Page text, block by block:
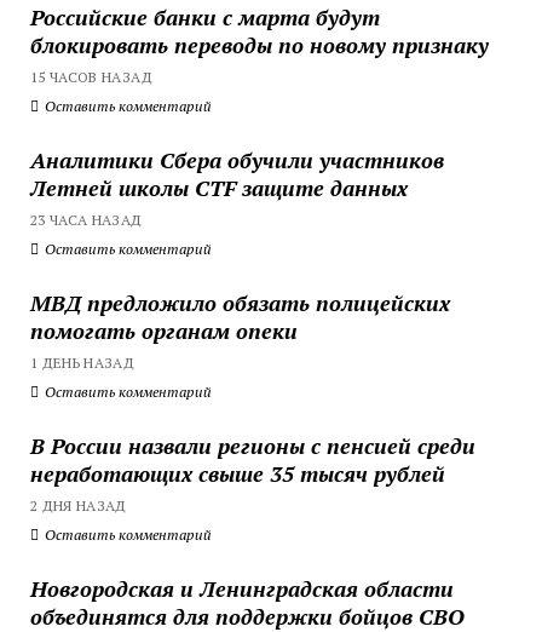
Российские банки с марта будут
блокировать переводы по новому признаку
15 ЧАСОВ НАЗАД
Оставить комментарий
Аналитики Сбера обучили участников
Летней школы CTF защите данных
23 ЧАСА НАЗАД
Оставить комментарий
МВД предложило обязать полицейских
помогать органам опеки
1 ДЕНЬ НАЗАД
Оставить комментарий
В России назвали регионы с пенсией среди
неработающих свыше 35 тысяч рублей
2 ДНЯ НАЗАД
Оставить комментарий
Новгородская и Ленинградская области
объединятся для поддержки бойцов СВО